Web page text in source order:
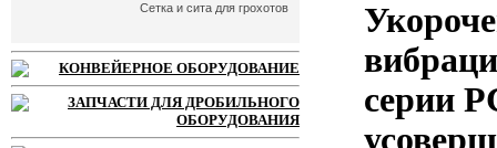
Сетка и сита для грохотов
КОНВЕЙЕРНОЕ ОБОРУДОВАНИЕ
ЗАПЧАСТИ ДЛЯ ДРОБИЛЬНОГО
ОБОРУДОВАНИЯ
серии